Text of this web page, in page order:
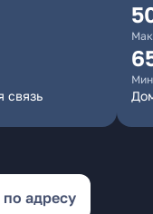
связь
адресу